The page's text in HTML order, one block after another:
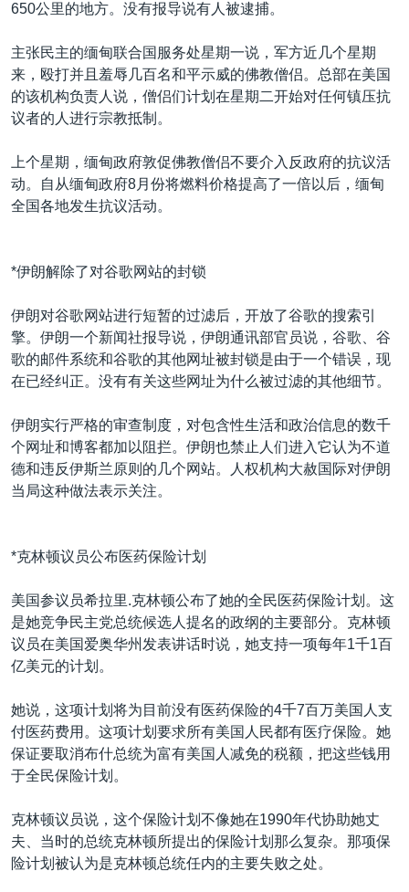
650公里的地方。没有报导说有人被逮捕。
主张民主的缅甸联合国服务处星期一说，军方近几个星期
来，殴打并且羞辱几百名和平示威的佛教僧侣。总部在美国
的该机构负责人说，僧侣们计划在星期二开始对任何镇压抗
议者的人进行宗教抵制。
上个星期，缅甸政府敦促佛教僧侣不要介入反政府的抗议活
动。自从缅甸政府8月份将燃料价格提高了一倍以后，缅甸
全国各地发生抗议活动。
*伊朗解除了对谷歌网站的封锁
伊朗对谷歌网站进行短暂的过滤后，开放了谷歌的搜索引
擎。伊朗一个新闻社报导说，伊朗通讯部官员说，谷歌、谷
歌的邮件系统和谷歌的其他网址被封锁是由于一个错误，现
在已经纠正。没有有关这些网址为什么被过滤的其他细节。
伊朗实行严格的审查制度，对包含性生活和政治信息的数千
个网址和博客都加以阻拦。伊朗也禁止人们进入它认为不道
德和违反伊斯兰原则的几个网站。人权机构大赦国际对伊朗
当局这种做法表示关注。
*克林顿议员公布医药保险计划
美国参议员希拉里.克林顿公布了她的全民医药保险计划。这
是她竞争民主党总统候选人提名的政纲的主要部分。克林顿
议员在美国爱奥华州发表讲话时说，她支持一项每年1千1百
亿美元的计划。
她说，这项计划将为目前没有医药保险的4千7百万美国人支
付医药费用。这项计划要求所有美国人民都有医疗保险。她
保证要取消布什总统为富有美国人减免的税额，把这些钱用
于全民保险计划。
克林顿议员说，这个保险计划不像她在1990年代协助她丈
夫、当时的总统克林顿所提出的保险计划那么复杂。那项保
险计划被认为是克林顿总统任内的主要失败之处。